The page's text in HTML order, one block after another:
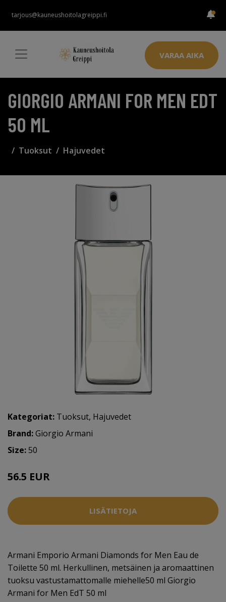
tarjous@kauneushoitolagreippi.fi
VARAA AIKA
GIORGIO ARMANI FOR MEN EDT
50 ML
Tuoksut Hajuvedet
Kategoriat: Tuoksut, Hajuvedet
Brand:Giorgio Armani
Size:50
56.5 EUR
LISÄTIETOJA
Armani Emporio Armani Diamonds for Men Eau de
Toilette 50 ml. Herkullinen, metsäinen ja aromaattinen
tuoksu vastustamattomalle miehelle50 ml Giorgio
Armani for Men EdT 50 ml